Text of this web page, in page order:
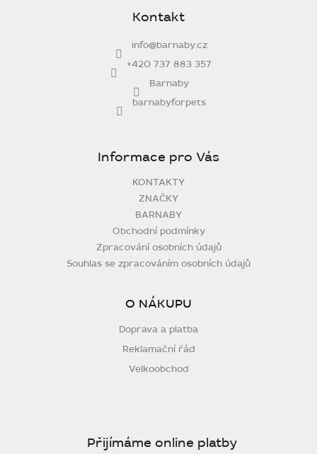
Kontakt
info@barnaby.cz
+420 737 883 357
Barnaby
barnabyforpets
Informace pro Vás
KONTAKTY
ZNAČKY
BARNABY
Obchodní podmínky
Zpracování osobních údajů
Souhlas se zpracováním osobních údajů
O NÁKUPU
Doprava a platba
Reklamační řád
Velkoobchod
Přijímáme online platby